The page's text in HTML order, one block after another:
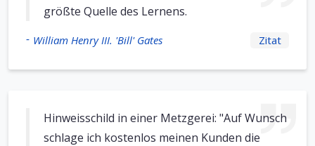
größte Quelle des Lernens.
- William Henry III. 'Bill' Gates Zitat
Hinweisschild in einer Metzgerei: "Auf Wunsch
schlage ich kostenlos meinen Kunden die